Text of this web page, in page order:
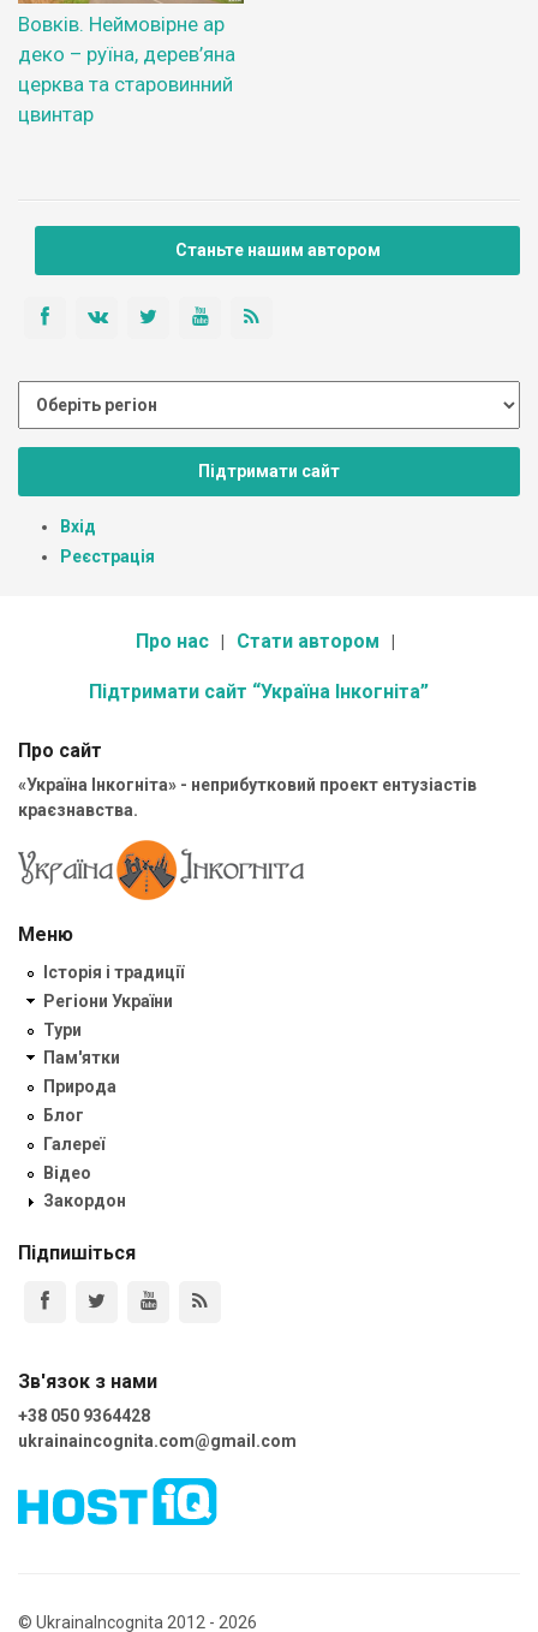
Вовків. Неймовірне ар
деко – руїна, дерев’яна
церква та старовинний
цвинтар
Станьте нашим автором
Підтримати сайт
Вхід
Реєстрація
Про нас Стати автором
Підтримати сайт “Україна Інкогніта”
Про сайт
«Україна Інкогніта» - неприбутковий проект ентузіастів
краєзнавства.
Меню
Історія і традиції
Регіони України
Тури
Пам'ятки
Природа
Блог
Галереї
Відео
Закордон
Підпишіться
Зв'язок з нами
+38 050 9364428
ukrainaincognita.com@gmail.com
© UkrainaIncognita 2012 - 2026